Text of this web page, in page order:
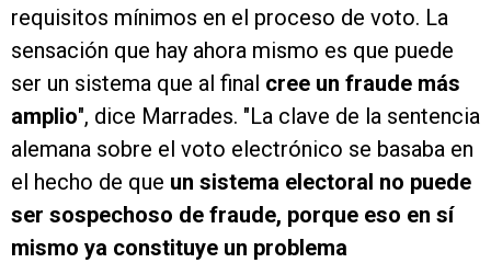
requisitos mínimos en el proceso de voto. La
sensación que hay ahora mismo es que puede
ser un sistema que al final cree un fraude más
amplio", dice Marrades. "La clave de la sentencia
alemana sobre el voto electrónico se basaba en
el hecho de que un sistema electoral no puede
ser sospechoso de fraude, porque eso en sí
mismo ya constituye un problema